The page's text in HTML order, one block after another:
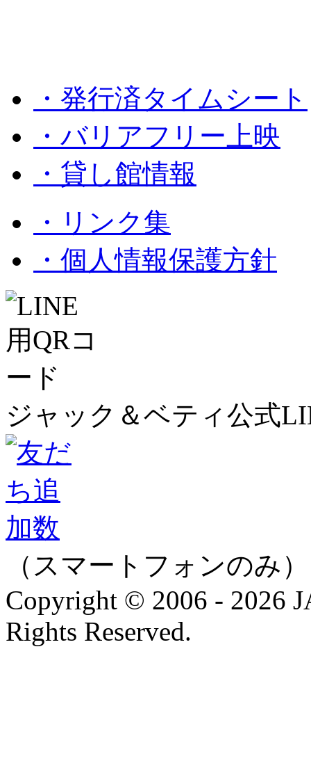
・発行済タイムシート
・バリアフリー上映
・貸し館情報
・リンク集
・個人情報保護方針
ジャック＆ベティ公式
（スマートフォンのみ）
Copyright © 2006 - 2026
Rights Reserved.